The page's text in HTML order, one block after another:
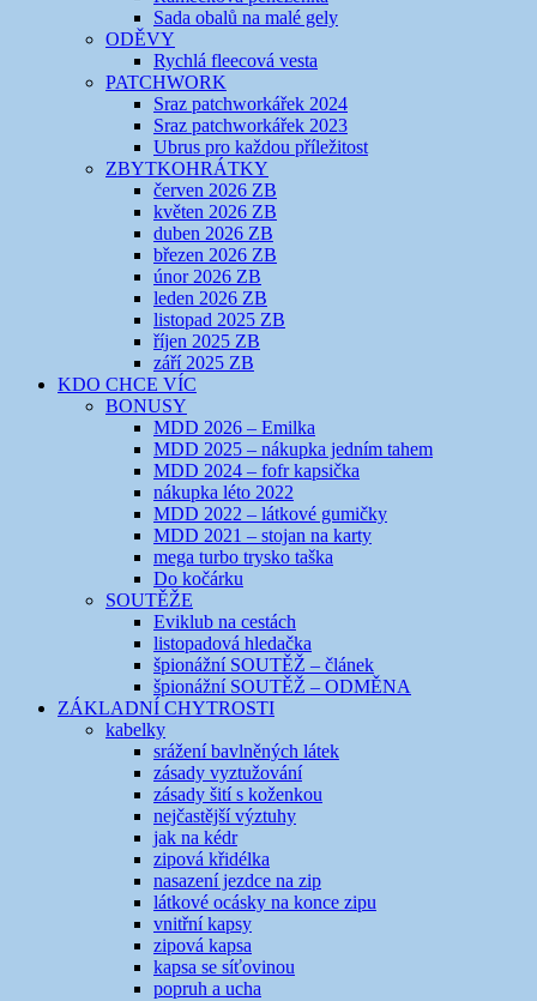
Sada obalů na malé gely
ODĚVY
Rychlá fleecová vesta
PATCHWORK
Sraz patchworkářek 2024
Sraz patchworkářek 2023
Ubrus pro každou příležitost
ZBYTKOHRÁTKY
červen 2026 ZB
květen 2026 ZB
duben 2026 ZB
březen 2026 ZB
únor 2026 ZB
leden 2026 ZB
listopad 2025 ZB
říjen 2025 ZB
září 2025 ZB
KDO CHCE VÍC
BONUSY
MDD 2026 – Emilka
MDD 2025 – nákupka jedním tahem
MDD 2024 – fofr kapsička
nákupka léto 2022
MDD 2022 – látkové gumičky
MDD 2021 – stojan na karty
mega turbo trysko taška
Do kočárku
SOUTĚŽE
Eviklub na cestách
listopadová hledačka
špionážní SOUTĚŽ – článek
špionážní SOUTĚŽ – ODMĚNA
ZÁKLADNÍ CHYTROSTI
kabelky
srážení bavlněných látek
zásady vyztužování
zásady šití s koženkou
nejčastější výztuhy
jak na kédr
zipová křidélka
nasazení jezdce na zip
látkové ocásky na konce zipu
vnitřní kapsy
zipová kapsa
kapsa se síťovinou
popruh a ucha